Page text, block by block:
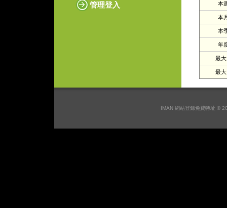
管理登入
本
本
本
年
最
最
IMAN 網站登錄免費轉址 ©